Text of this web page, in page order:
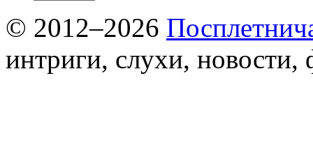
© 2012–2026
интриги, слухи, новости,